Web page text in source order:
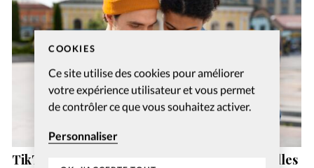
COOKIES
Ce site utilise des cookies pour améliorer
votre expérience utilisateur et vous permet
de contrôler ce que vous souhaitez activer.
Personnaliser
TikTok, YouTube et Instagram sont les nouvelles